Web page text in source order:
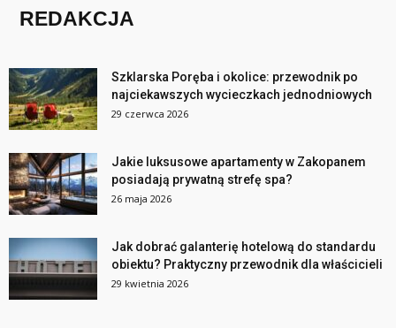
REDAKCJA
Szklarska Poręba i okolice: przewodnik po
najciekawszych wycieczkach jednodniowych
29 czerwca 2026
Jakie luksusowe apartamenty w Zakopanem
posiadają prywatną strefę spa?
26 maja 2026
Jak dobrać galanterię hotelową do standardu
obiektu? Praktyczny przewodnik dla właścicieli
29 kwietnia 2026